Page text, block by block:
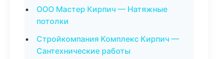
ООО Мастер Кирпич — Натяжные
потолки
Стройкомпания Комплекс Кирпич —
Сантехнические работы